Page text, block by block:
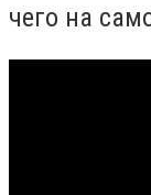
чего на